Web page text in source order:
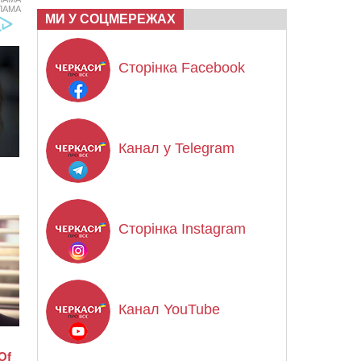
МИ У СОЦМЕРЕЖАХ
Сторінка Facebook
Канал у Telegram
Сторінка Instagram
Канал YouTube